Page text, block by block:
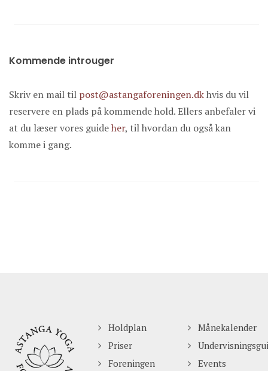
Kommende introuger
Skriv en mail til post@astangaforeningen.dkhvis du vil
reservere en plads på kommende hold. Ellers anbefaler vi
at du læser vores guideher, til hvordan du også kan
komme i gang.
Holdplan
Priser
Foreningen
Månekalender
Events